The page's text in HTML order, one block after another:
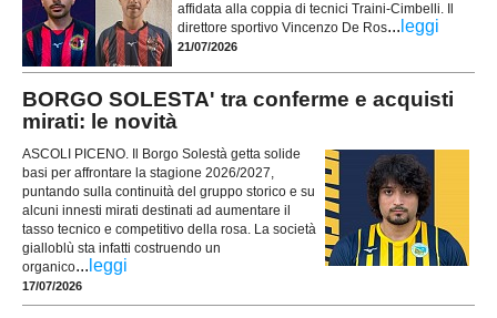
affidata alla coppia di tecnici Traini-Cimbelli. Il
direttore sportivo Vincenzo De Ros... leggi
21/07/2026
BORGO SOLESTA' tra conferme e acquisti
mirati: le novità
ASCOLI PICENO. Il Borgo Solestà getta solide
basi per affrontare la stagione 2026/2027,
puntando sulla continuità del gruppo storico e su
alcuni innesti mirati destinati ad aumentare il
tasso tecnico e competitivo della rosa. La società
gialloblù sta infatti costruendo un
organico... leggi
17/07/2026